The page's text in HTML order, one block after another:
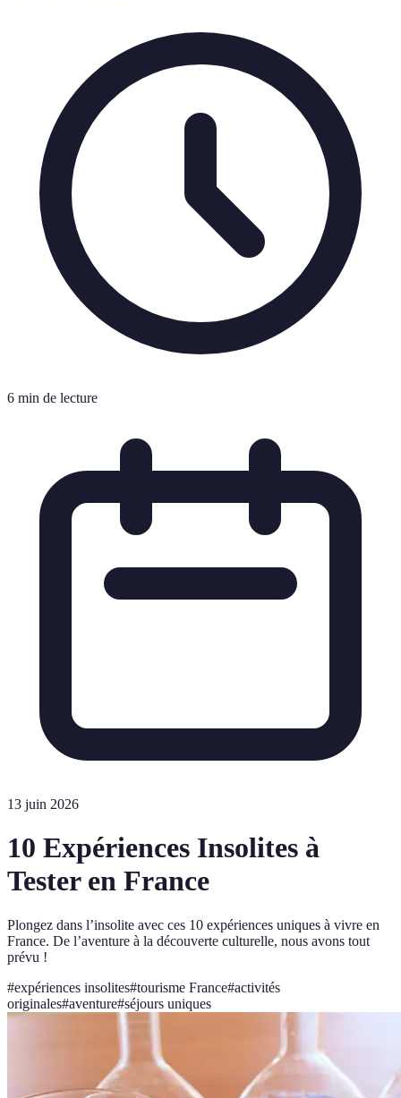
6 min de lecture
13 juin 2026
10 Expériences Insolites à
Tester en France
Plongez dans l’insolite avec ces 10 expériences uniques à vivre en
France. De l’aventure à la découverte culturelle, nous avons tout
prévu !
#expériences insolites#tourisme France#activités
originales#aventure#séjours uniques